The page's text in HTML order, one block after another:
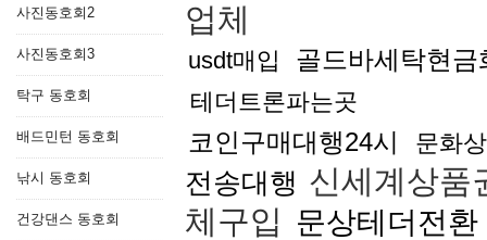
사진동호회2
사진동호회3
탁구 동호회
배드민턴 동호회
낚시 동호회
건강댄스 동호회
업체
usdt매입 골드바세탁현금
테더트론파는곳
코인구매대행24시 문화
전송대행 신세계상품
체구입 문상테더전환